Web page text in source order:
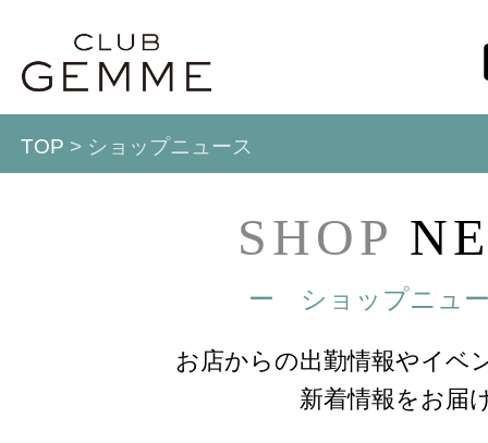
TOP > ショップニュース
SHOP
ー ショップニュ
お店からの出勤情報やイベ
新着情報をお届